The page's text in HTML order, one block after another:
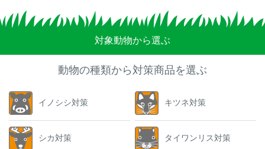
対象動物から選ぶ
動物の種類から対策商品を選ぶ
イノシシ対策
シカ対策
キツネ対策
タイワンリス対策